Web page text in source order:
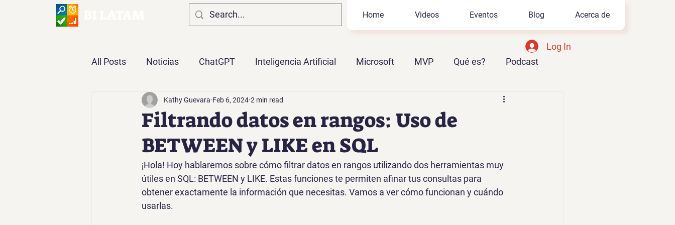
Home Videos Eventos Blog Acerca de
Log In
All Posts
Noticias ChatGPT Inteligencia Artificial Microsoft MVP Qué es? Podcast
DAX PowerBI Microsoft Fabric Azure AI Foundry
Filtrando datos en rangos: Uso de
BETWEEN y LIKE en SQL
Kathy Guevara Feb 6, 2024 2 min read
¡Hola! Hoy hablaremos sobre cómo filtrar datos en rangos utilizando dos herramientas muy
útiles en SQL: BETWEEN y LIKE. Estas funciones te permiten afinar tus consultas para
obtener exactamente la información que necesitas. Vamos a ver cómo funcionan y cuándo
usarlas.